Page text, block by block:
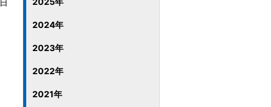
2024年
2023年
2022年
2021年